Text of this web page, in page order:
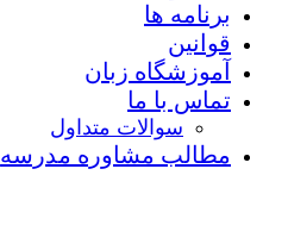
برنامه ها
قوانین
آموزشگاه زبان
تماس با ما
سوالات متداول
مطالب مشاوره مدرسه